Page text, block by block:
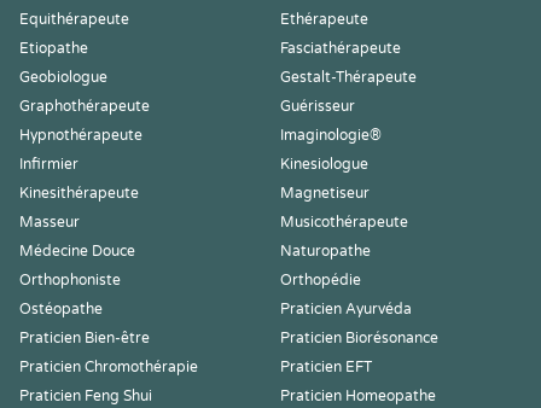
Equithérapeute
Ethérapeute
Etiopathe
Fasciathérapeute
Geobiologue
Gestalt-Thérapeute
Graphothérapeute
Guérisseur
Hypnothérapeute
Imaginologie®
Infirmier
Kinesiologue
Kinesithérapeute
Magnetiseur
Masseur
Musicothérapeute
Médecine Douce
Naturopathe
Orthophoniste
Orthopédie
Ostéopathe
Praticien Ayurvéda
Praticien Bien-être
Praticien Biorésonance
Praticien Chromothérapie
Praticien EFT
Praticien Feng Shui
Praticien Homeopathe